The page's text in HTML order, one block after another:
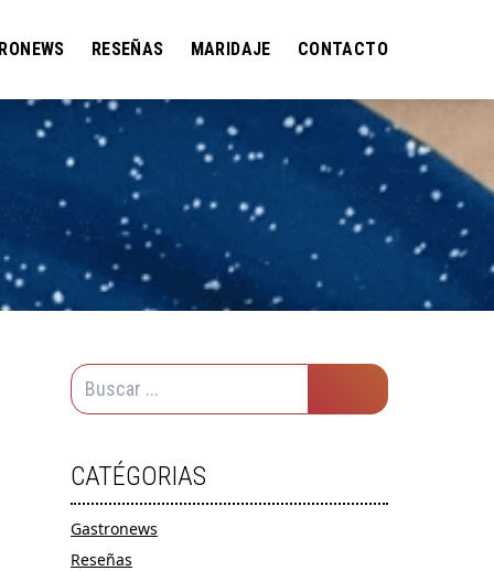
RESEÑAS MARIDAJE CONTACTO
CATÉGORIAS
Gastronews
Reseñas